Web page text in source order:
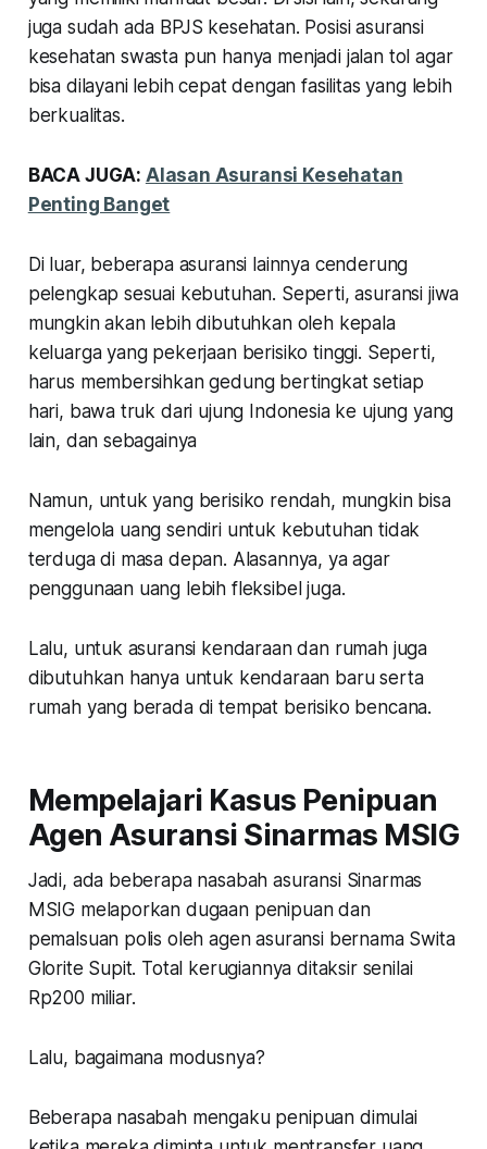
juga sudah ada BPJS kesehatan. Posisi asuransi
kesehatan swasta pun hanya menjadi jalan tol agar
bisa dilayani lebih cepat dengan fasilitas yang lebih
berkualitas.
BACA JUGA: Alasan Asuransi Kesehatan
Penting Banget
Di luar, beberapa asuransi lainnya cenderung
pelengkap sesuai kebutuhan. Seperti, asuransi jiwa
mungkin akan lebih dibutuhkan oleh kepala
keluarga yang pekerjaan berisiko tinggi. Seperti,
harus membersihkan gedung bertingkat setiap
hari, bawa truk dari ujung Indonesia ke ujung yang
lain, dan sebagainya
Namun, untuk yang berisiko rendah, mungkin bisa
mengelola uang sendiri untuk kebutuhan tidak
terduga di masa depan. Alasannya, ya agar
penggunaan uang lebih fleksibel juga.
Lalu, untuk asuransi kendaraan dan rumah juga
dibutuhkan hanya untuk kendaraan baru serta
rumah yang berada di tempat berisiko bencana.
Mempelajari Kasus Penipuan
Agen Asuransi Sinarmas MSIG
Jadi, ada beberapa nasabah asuransi Sinarmas
MSIG melaporkan dugaan penipuan dan
pemalsuan polis oleh agen asuransi bernama Swita
Glorite Supit. Total kerugiannya ditaksir senilai
Rp200 miliar.
Lalu, bagaimana modusnya?
Beberapa nasabah mengaku penipuan dimulai